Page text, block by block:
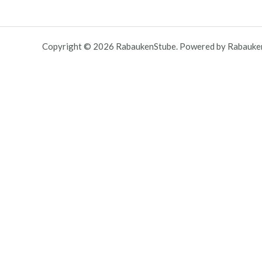
Copyright © 2026 RabaukenStube. Powered by